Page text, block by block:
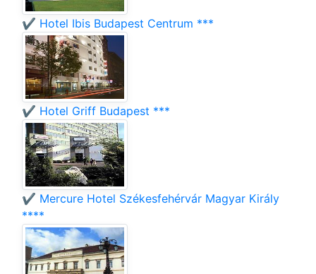
✔️ Hotel Ibis Budapest Centrum ***
✔️ Hotel Griff Budapest ***
✔️ Mercure Hotel Székesfehérvár Magyar Király
****